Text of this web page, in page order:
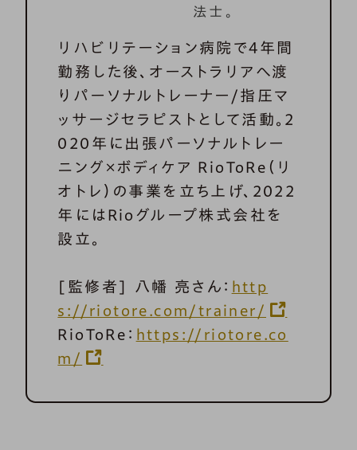
法士。
リハビリテーション病院で４年間
勤務した後、オーストラリアへ渡
りパーソナルトレーナー/指圧マ
ッサージセラピストとして活動。2
020年に出張パーソナルトレー
ニング×ボディケア RioToRe（リ
オトレ）の事業を立ち上げ、2022
年にはRioグループ株式会社を
設立。
[監修者] 八幡 亮さん： http
s://riotore.com/trainer/
RioToRe： https://riotore.co
m/